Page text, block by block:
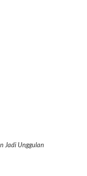
Jadi Unggulan